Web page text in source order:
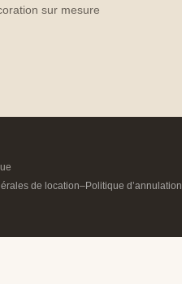
sur mesure
de location–Politique d’annulation